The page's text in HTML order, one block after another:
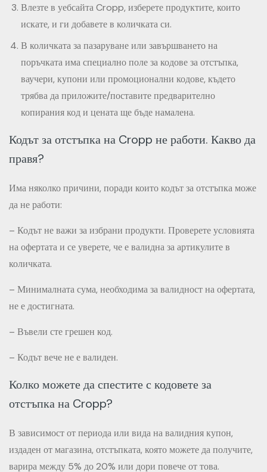
Влезте в уебсайта Cropp, изберете продуктите, които
искате, и ги добавете в количката си.
В количката за пазаруване или завършването на
поръчката има специално поле за кодове за отстъпка,
ваучери, купони или промоционални кодове, където
трябва да приложите/поставите предварително
копирания код и цената ще бъде намалена.
Кодът за отстъпка на Cropp не работи. Какво да
правя?
Има няколко причини, поради които кодът за отстъпка може
да не работи:
– Кодът не важи за избрани продукти. Проверете условията
на офертата и се уверете, че е валидна за артикулите в
количката.
– Минималната сума, необходима за валидност на офертата,
не е достигната.
– Въвели сте грешен код.
– Кодът вече не е валиден.
Колко можете да спестите с кодовете за
отстъпка на Cropp?
В зависимост от периода или вида на валидния купон,
издаден от магазина, отстъпката, която можете да получите,
варира между 5% до 20% или дори повече от това.